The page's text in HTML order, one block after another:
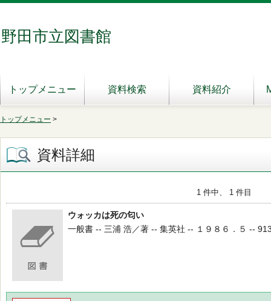
野田市立図書館
トップメニュー 資料検索 資料紹介
トップメニュー >
資料詳細
1 件中、 1 件目
ウォッカは死の匂い
一般書 -- 三浦 浩／著 -- 集英社 -- １９８６．５ --